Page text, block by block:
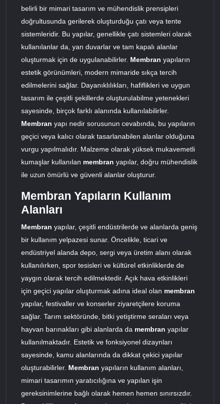
belirli bir mimari tasarım ve mühendislik prensipleri
doğrultusunda gerilerek oluşturduğu çatı veya tente
sistemleridir. Bu yapılar, genellikle çatı sistemleri olarak
kullanılanlar da, yan duvarlar ve tam kapalı alanlar
oluşturmak için de uygulanabilirler. Membran yapıların
estetik görünümleri, modern mimaride sıkça tercih
edilmelerini sağlar. Dayanıklılıkları, hafiflikleri ve uygun
tasarım ile çeşitli şekillerde oluşturulabilme yetenekleri
sayesinde, birçok farklı alanında kullanılabilirler.
Membran yapı nedir sorusunun cevabında, bu yapıların
geçici veya kalıcı olarak tasarlanabilen alanlar olduğuna
vurgu yapılmalıdır. Malzeme olarak yüksek mukavemetli
kumaşlar kullanılan membran yapılar, doğru mühendislik
ile uzun ömürlü ve güvenli alanlar oluşturur.
Membran Yapıların Kullanım
Alanları
Membran yapılar, çeşitli endüstrilerde ve alanlarda geniş
bir kullanım yelpazesi sunar. Öncelikle, ticari ve
endüstriyel alanda depo, sergi veya üretim alanı olarak
kullanılırken, spor tesisleri ve kültürel etkinliklerde de
yaygın olarak tercih edilmektedir. Açık hava etkinlikleri
için geçici yapılar oluşturmak adına ideal olan membran
yapılar, festivaller ve konserler ziyaretçilere koruma
sağlar. Tarım sektöründe, bitki yetiştirme seraları veya
hayvan barınakları gibi alanlarda da membran yapılar
kullanılmaktadır. Estetik ve fonksiyonel dizaynları
sayesinde, kamu alanlarında da dikkat çekici yapılar
oluşturabilirler. Membran yapıların kullanım alanları,
mimari tasarımın yaratıcılığına ve yapılan işin
gereksinimlerine bağlı olarak hemen hemen sınırsızdır.